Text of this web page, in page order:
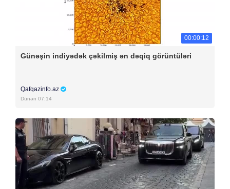
00:00:12
Günəşin indiyədək çəkilmiş ən dəqiq görüntüləri
Qafqazinfo.az
Dünən 07:14